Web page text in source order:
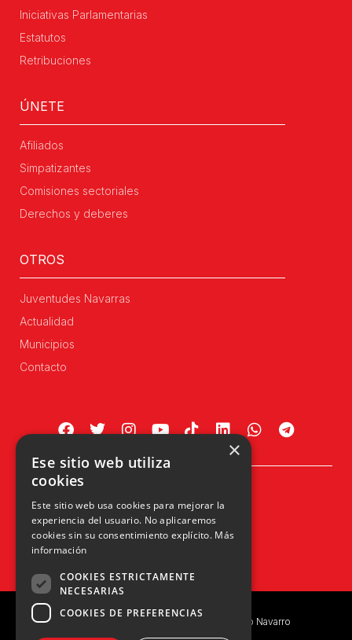
Iniciativas Parlamentarias
Estatutos
Retribuciones
ÚNETE
Afiliados
Simpatizantes
Comisiones sectoriales
Derechos y deberes
OTROS
Juventudes Navarras
Actualidad
Municipios
Contacto
31002 Pamplona, Navarra
info@upn.org · 948 223 402
Copyright © 2026 UPN | Unión del Pueblo Navarro
×
Ese sitio web utiliza
cookies
Este sitio web usa cookies para mejorar la
experiencia del usuario. No aplicaremos
cookies sin su consentimiento explícito. Más
información
COOKIES ESTRICTAMENTE
NECESARIAS
COOKIES DE PREFERENCIAS